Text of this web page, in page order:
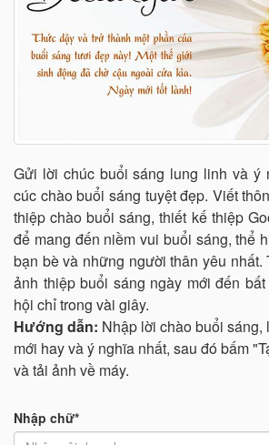
Gửi lời chúc buổi sáng lung linh và ý
cúc chào buổi sáng tuyệt đẹp. Viết
thiệp chào buổi sáng, thiết kế thiệp
để mang đến niềm vui buổi sáng, thể
bạn bè và những người thân yêu nhất.
ảnh thiệp buổi sáng ngày mới đến
hội chỉ trong vài giây.
Hướng dẫn: Nhập lời chào buổi sáng,
mới hay và ý nghĩa nhất, sau đó bấm
và tải ảnh về máy.
Nhập chữ*